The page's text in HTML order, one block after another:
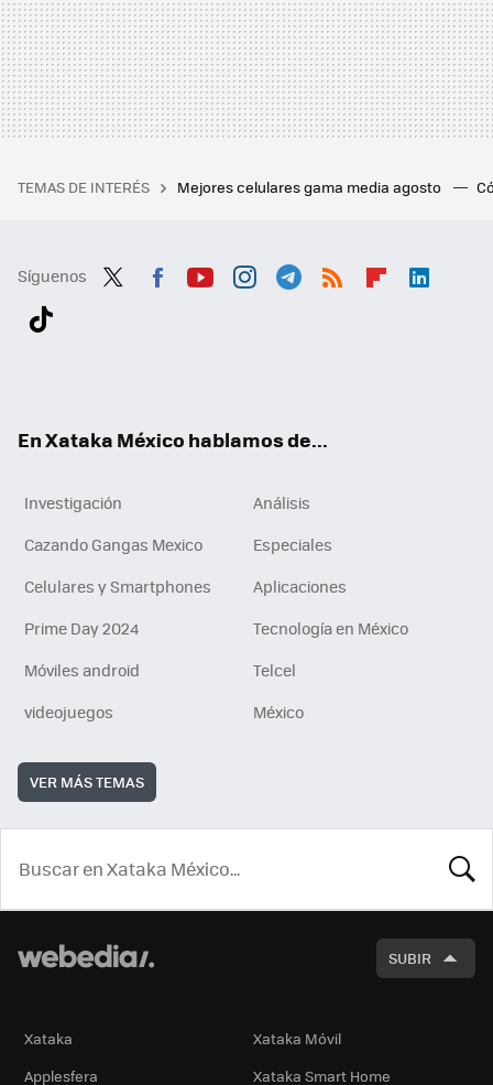
TEMAS DE INTERÉS Mejores celulares gama media agosto
Síguenos
En Xataka México hablamos de...
Investigación
Análisis
Cazando Gangas Mexico
Especiales
Celulares y Smartphones
Aplicaciones
Prime Day 2024
Tecnología en México
Móviles android
Telcel
videojuegos
México
VER MÁS TEMAS
SUBIR
Xataka
Xataka Móvil
Applesfera
Xataka Smart Home